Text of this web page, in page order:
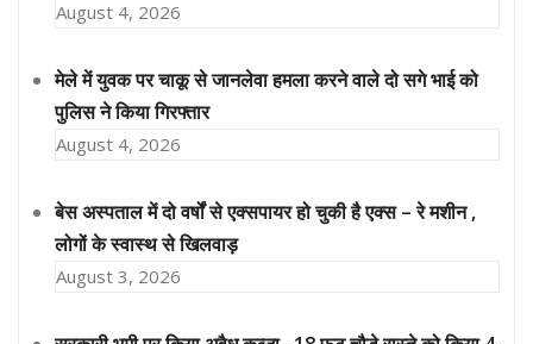
August 4, 2026
मेले में युवक पर चाकू से जानलेवा हमला करने वाले दो सगे भाई को
पुलिस ने किया गिरफ्तार
August 4, 2026
बेस अस्पताल में दो वर्षों से एक्सपायर हो चुकी है एक्स – रे मशीन ,
लोगों के स्वास्थ से खिलवाड़
August 3, 2026